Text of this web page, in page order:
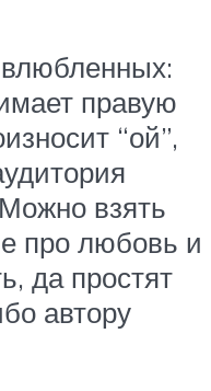
правую
“ой”,
взять
про любовь и
да простят
автору